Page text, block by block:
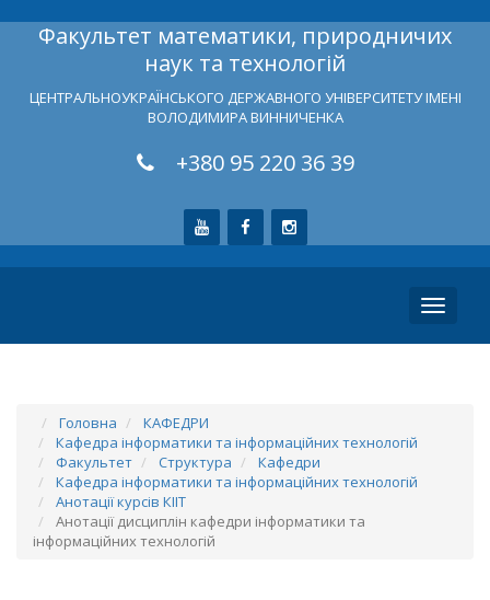
Факультет математики, природничих
наук та технологій
ЦЕНТРАЛЬНОУКРАЇНСЬКОГО ДЕРЖАВНОГО УНІВЕРСИТЕТУ ІМЕНІ
ВОЛОДИМИРА ВИННИЧЕНКА
+380 95 220 36 39
Toggle
Головна
КАФЕДРИ
Кафедра інформатики та інформаційних технологій
Факультет
Структура
Кафедри
Кафедра інформатики та інформаційних технологій
Анотації курсів КІІТ
Анотації дисциплін кафедри інформатики та
інформаційних технологій